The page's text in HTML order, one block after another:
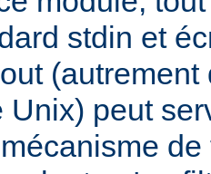
stdin et
Unix) peut
de